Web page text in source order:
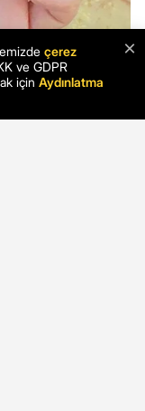
×
çerez
ve GDPR
için Aydınlatma